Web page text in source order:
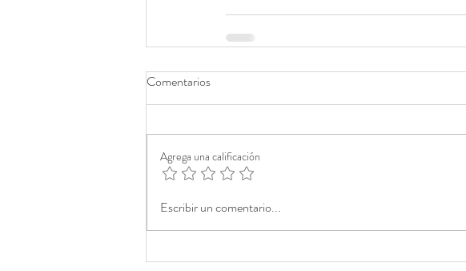
Comentarios
Agrega una calificación
Escribir un comentario...